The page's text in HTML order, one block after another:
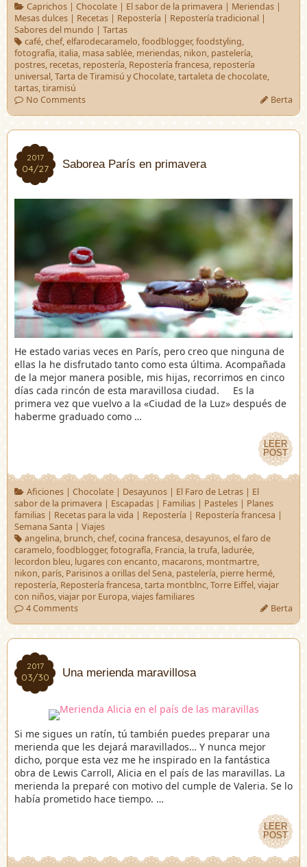
Caprichos| Chocolate| El sabor de la primavera | Meriendas|
Mesas dulces | Recetas | Repostería | Repostería tradicional |
Sabores del mundo | Tartas
café,chef,elfarodecaramelo,foodblogger,foodstyling,
fotografía, italia, masa sablée, meriendas, nikon, pastelería,
postres, recetas, repostería, Repostería francesa, repostería
universal,Tarta de Tiramisú y Chocolate,tartaleta de chocolate,
tartas,tiramisú
No Comments
Berta
2017
04/27
2017
04/27 Saborea París en primavera
He estado varias veces en París, pero creo que ninguna de
ellas la he disfrutado tanto como esta última. Acompañada
de la mejor manera posible, mis hijas, recorrimos en cinco
días cada rincón de esta maravillosa ciudad. Es la
primera vez que vuelvo a la «Ciudad de la Luz» después de
haberme graduado como …
LEER
POST
LEER
POST
Aficiones| Chocolate| Desayunos| El Faro de Letras| El
sabor de la primavera | Escapadas | Familias | Pasteles | Planes
familias | Recetas para la vida | Repostería | Repostería francesa |
Semana Santa | Viajes
angelina, brunch,chef,cocina francesa,desayunos,el faro de
caramelo,foodblogger,fotografía, Francia, la trufa, ladurée,
lecordon bleu, lugares con encanto, macarons, montmartre,
nikon, parís, Parisinos a orillas del Sena, pastelería, pierre hermé,
repostería, Repostería francesa,tarta montblnc,Torre Eiffel,viajar
con niños,viajar por Europa,viajes familiares
4 Comments
Berta
2017
03/30
2017
03/30 Una merienda maravillosa
Si me sigues un ratín, tú también puedes preparar una
merienda que les dejará maravillados… Y nunca mejor
dicho, porque esta vez me he inspirado en la fantástica
obra de Lewis Carroll, Alicia en el país de las maravillas. La
merienda la preparé con motivo del cumple de Valeria. Se lo
había prometido hace tiempo. …
LEER
POST
LEER
POST